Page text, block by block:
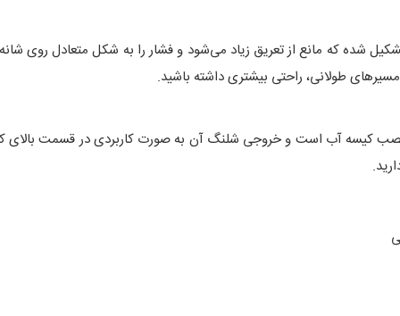
طولانی، راحتی بیشتری داشته باشید.
آب است و خروجی شلنگ آن به صورت کاربردی در قسمت بالای